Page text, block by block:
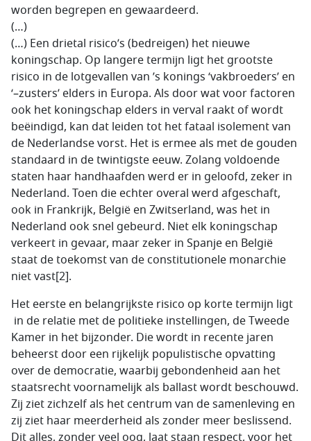
worden begrepen en gewaardeerd.
(…)
(…) Een drietal risico’s (bedreigen) het nieuwe
koningschap. Op langere termijn ligt het grootste
risico in de lotgevallen van ’s konings ‘vakbroeders’ en
‘–zusters’ elders in Europa. Als door wat voor factoren
ook het koningschap elders in verval raakt of wordt
beëindigd, kan dat leiden tot het fataal isolement van
de Nederlandse vorst. Het is ermee als met de gouden
standaard in de twintigste eeuw. Zolang voldoende
staten haar handhaafden werd er in geloofd, zeker in
Nederland. Toen die echter overal werd afgeschaft,
ook in Frankrijk, België en Zwitserland, was het in
Nederland ook snel gebeurd. Niet elk koningschap
verkeert in gevaar, maar zeker in Spanje en België
staat de toekomst van de constitutionele monarchie
niet vast[2].
Het eerste en belangrijkste risico op korte termijn ligt
in de relatie met de politieke instellingen, de Tweede
Kamer in het bijzonder. Die wordt in recente jaren
beheerst door een rijkelijk populistische opvatting
over de democratie, waarbij gebondenheid aan het
staatsrecht voornamelijk als ballast wordt beschouwd.
Zij ziet zichzelf als het centrum van de samenleving en
zij ziet haar meerderheid als zonder meer beslissend.
Dit alles, zonder veel oog, laat staan respect, voor het